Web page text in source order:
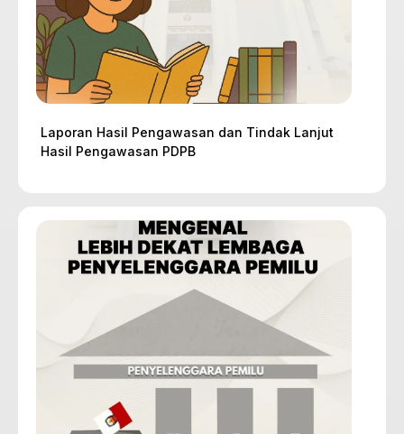
Laporan Hasil Pengawasan dan Tindak Lanjut
Hasil Pengawasan PDPB